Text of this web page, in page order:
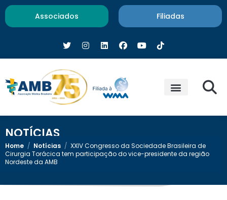
Associados Filiadas
NOTÍCIAS
Home / Notícias / XXIV Congresso da Sociedade Brasileira de
Cirurgia Torácica tem participação do vice-presidente da região
Nordeste da AMB